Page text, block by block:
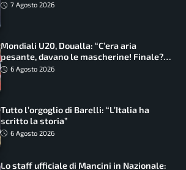
7 Agosto 2026
Mondiali U20, Doualla: “C’era aria
pesante, davano le mascherine! Finale?
Non ho nulla da perdere”
6 Agosto 2026
Tutto l’orgoglio di Barelli: “L’Italia ha
scritto la storia”
6 Agosto 2026
Lo staff ufficiale di Mancini in Nazionale: